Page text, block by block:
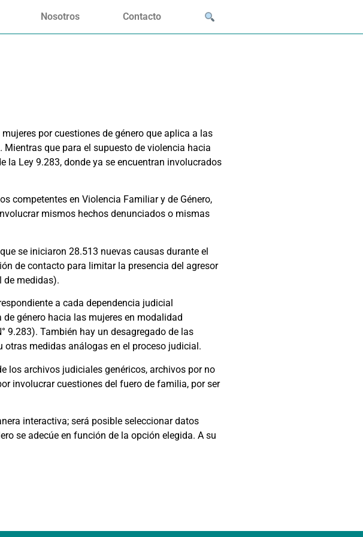
Nosotros Contacto
por cuestiones de género que aplica a las
que para el supuesto de violencia hacia
la Ley 9.283, donde ya se encuentran involucrados
competentes en Violencia Familiar y de Género,
mismos hechos denunciados o mismas
se iniciaron 28.513 nuevas causas durante el
de contacto para limitar la presencia del agresor
de medidas).
a cada dependencia judicial
género hacia las mujeres en modalidad
9.283). También hay un desagregado de las
otras medidas análogas en el proceso judicial.
los archivos judiciales genéricos, archivos por no
involucrar cuestiones del fuero de familia, por ser
interactiva; será posible seleccionar datos
se adecúe en función de la opción elegida. A su